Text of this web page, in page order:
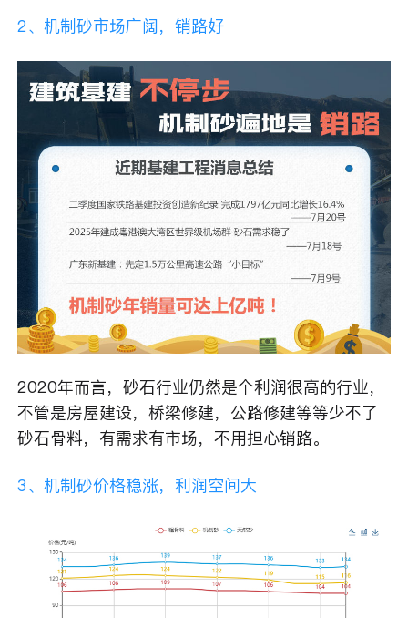
2、机制砂市场广阔，销路好
2020年而言，砂石行业仍然是个利润很高的行业，
不管是房屋建设，桥梁修建，公路修建等等少不了
砂石骨料，有需求有市场，不用担心销路。
3、机制砂价格稳涨，利润空间大